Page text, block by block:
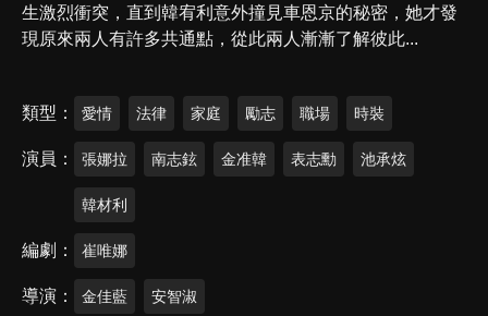
生激烈衝突，直到韓宥利意外撞見車恩京的秘密，她才發
現原來兩人有許多共通點，從此兩人漸漸了解彼此...
類型 愛情 法律 家庭 勵志 職場 時裝
演員 張娜拉 南志鉉 金准韓 表志勳 池承炫
韓材利
編劇 崔唯娜
導演 金佳藍 安智淑